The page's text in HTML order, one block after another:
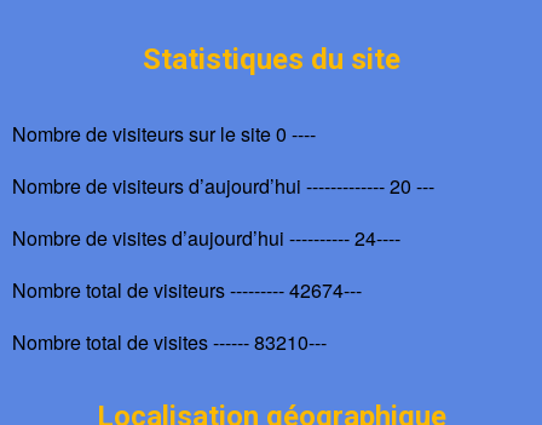
Statistiques du site
Nombre de visiteurs sur le site 0 ----
Nombre de visiteurs d’aujourd’hui ------------- 20 ---
Nombre de visites d’aujourd’hui ---------- 24----
Nombre total de visiteurs --------- 42674---
Nombre total de visites ------ 83210---
Localisation géographique